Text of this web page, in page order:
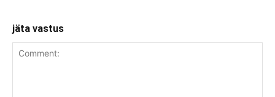
jäta vastus